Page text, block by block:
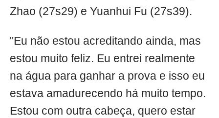
Zhao (27s29) e Yuanhui Fu (27s39).
"Eu não estou acreditando ainda, mas
estou muito feliz. Eu entrei realmente
na água para ganhar a prova e isso eu
estava amadurecendo há muito tempo.
Estou com outra cabeça, quero estar